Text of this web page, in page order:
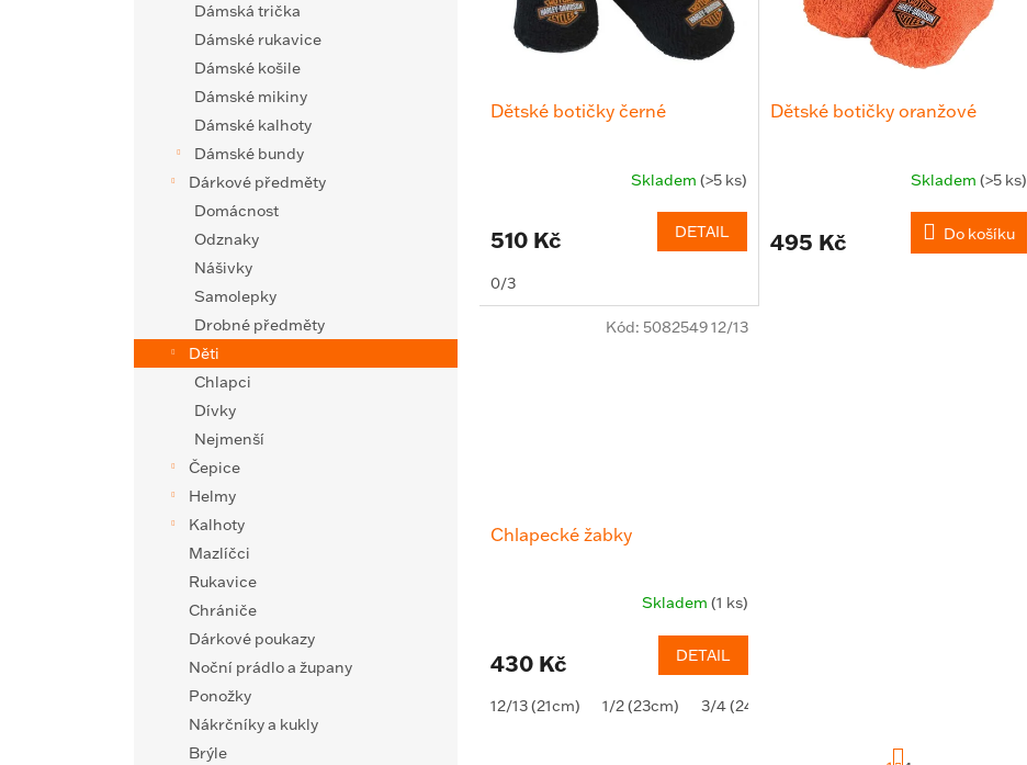
Dámská trička
Dámské rukavice
Dámské košile
Dámské mikiny
Dámské kalhoty
Dámské bundy
Dárkové předměty
Domácnost
Odznaky
Nášivky
Samolepky
Drobné předměty
Děti
Chlapci
Dívky
Nejmenší
Čepice
Helmy
Kalhoty
Mazlíčci
Rukavice
Chrániče
Dárkové poukazy
Noční prádlo a župany
Ponožky
Nákrčníky a kukly
Brýle
Dětské botičky černé
Skladem (>5 ks)
510 Kč DETAIL
0/3
Dětské botičky oranžové
Skladem (>5 ks)
495 Kč Do košíku
Chlapecké žabky
Skladem (1 ks)
430 Kč DETAIL
12/13 (21cm) 1/2 (23cm) 3/4 (24cm)
Kód: 5082549 12/13
S